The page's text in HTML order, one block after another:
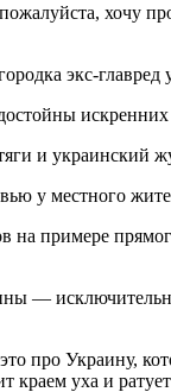
хочу
экс-
и украинский
у местного
примере
—
про Украину,
краем уха и